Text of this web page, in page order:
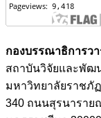
กองบรรณาธิการว
สถาบันวิจัยและพัฒ
มหาวิทยาลัยราชภั
340 ถนนสุรนาราย